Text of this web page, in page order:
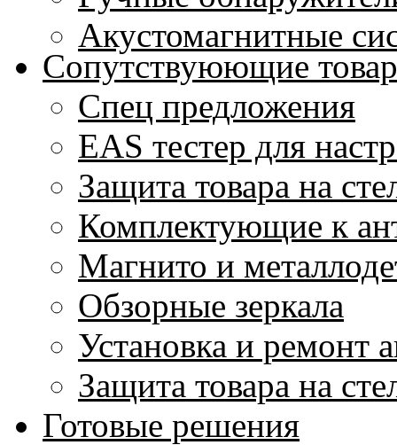
Акустомагнитные
Сопутствуюющие
Спец предложения
EAS тестер для
Защита товара на
Комплектующие к
Магнито и
Обзорные зеркала
Установка и ремонт
Защита товара на
Готовые решения